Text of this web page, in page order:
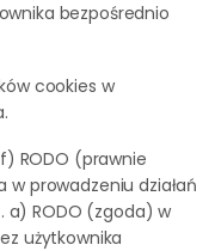
bezpośrednio
cookies w
RODO (prawnie
prowadzeniu działań
a) RODO (zgoda) w
użytkownika